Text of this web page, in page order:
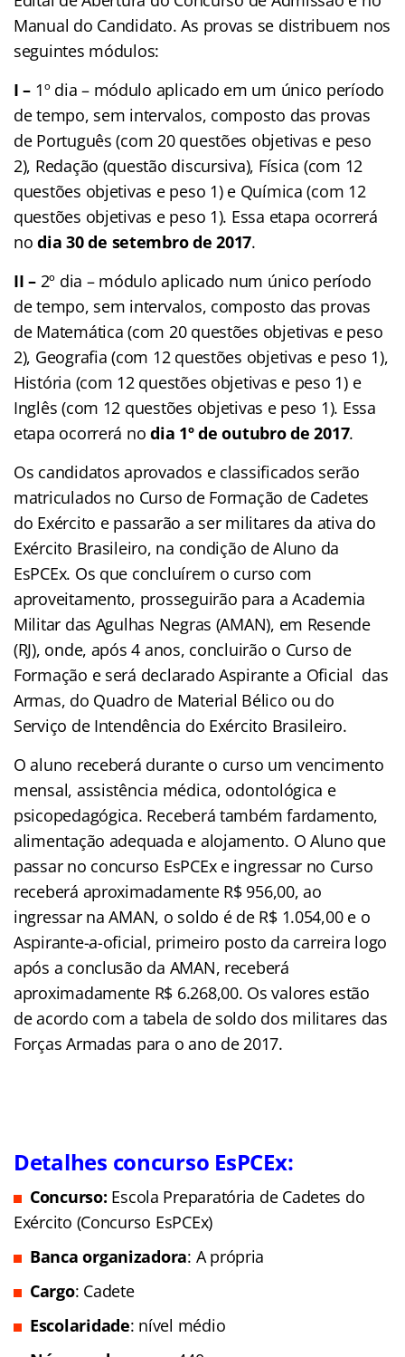
Manual do Candidato. As provas se distribuem nos
seguintes módulos:
I – 1º dia – módulo aplicado em um único período
de tempo, sem intervalos, composto das provas
de Português (com 20 questões objetivas e peso
2), Redação (questão discursiva), Física (com 12
questões objetivas e peso 1) e Química (com 12
questões objetivas e peso 1). Essa etapa ocorrerá
nodia 30 de setembro de 2017.
II – 2º dia – módulo aplicado num único período
de tempo, sem intervalos, composto das provas
de Matemática (com 20 questões objetivas e peso
2), Geografia (com 12 questões objetivas e peso 1),
História (com 12 questões objetivas e peso 1) e
Inglês (com 12 questões objetivas e peso 1). Essa
etapa ocorrerá nodia 1º de outubro de 2017.
Os candidatos aprovados e classificados serão
matriculados no Curso de Formação de Cadetes
do Exército e passarão a ser militares da ativa do
Exército Brasileiro, na condição de Aluno da
EsPCEx. Os que concluírem o curso com
aproveitamento, prosseguirão para a Academia
Militar das Agulhas Negras (AMAN), em Resende
(RJ), onde, após 4 anos, concluirão o Curso de
Formação e será declarado Aspirante a Oficial das
Armas, do Quadro de Material Bélico ou do
Serviço de Intendência do Exército Brasileiro.
O aluno receberá durante o curso um vencimento
mensal, assistência médica, odontológica e
psicopedagógica. Receberá também fardamento,
alimentação adequada e alojamento. O Aluno que
passar no concurso EsPCEx e ingressar no Curso
receberá aproximadamente R$ 956,00, ao
ingressar na AMAN, o soldo é de R$ 1.054,00 e o
Aspirante-a-oficial, primeiro posto da carreira logo
após a conclusão da AMAN, receberá
aproximadamente R$ 6.268,00. Os valores estão
de acordo com a tabela de soldo dos militares das
Forças Armadas para o ano de 2017.
Detalhes concurso EsPCEx:
Concurso: Escola Preparatória de Cadetes do
Exército (Concurso EsPCEx)
Banca organizadora: A própria
Cargo: Cadete
Escolaridade: nível médio